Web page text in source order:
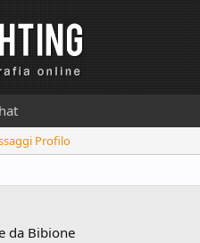
Profilo
da Bibione